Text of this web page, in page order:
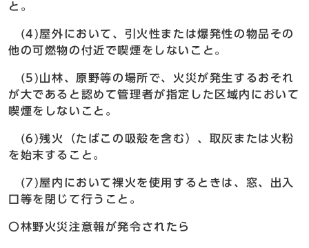
と。
(4)屋外において、引火性または爆発性の物品その
他の可燃物の付近で喫煙をしないこと。
(5)山林、原野等の場所で、火災が発生するおそれ
が大であると認めて管理者が指定した区域内において
喫煙をしないこと。
(6)残火（たばこの吸殻を含む）、取灰または火粉
を始末すること。
(7)屋内において裸火を使用するときは、窓、出入
口等を閉じて行うこと。
〇林野火災注意報が発令されたら